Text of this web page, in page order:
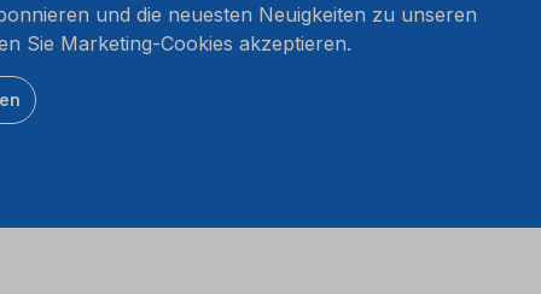
und die neuesten Neuigkeiten zu unseren
Sie Marketing-Cookies akzeptieren.